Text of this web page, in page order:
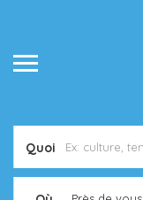
Quoi